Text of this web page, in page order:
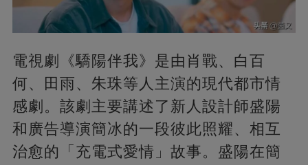
電視劇《驕陽伴我》是由肖戰、白百
何、田雨、朱珠等人主演的現代都市情
感劇。該劇主要講述了新人設計師盛陽
和廣告導演簡冰的一段彼此照耀、相互
治愈的「充電式愛情」故事。盛陽在簡